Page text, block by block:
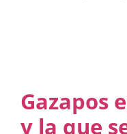
Gazapos
y la que